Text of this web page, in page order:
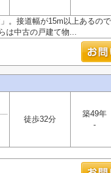
。接道幅が15m以上あるの
は中古の戸建て物...
徒歩32分
築49年
-